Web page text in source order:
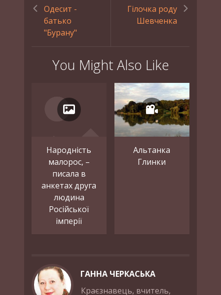
Одесит -
батько
"Бурану"
Гілочка роду
Шевченка
You Might Also Like
Народність
малорос, –
писала в
анкетах друга
людина
Російської
імперії
Альтанка
Глинки
ГАННА ЧЕРКАСЬКА
Краєзнавець, вчитель,